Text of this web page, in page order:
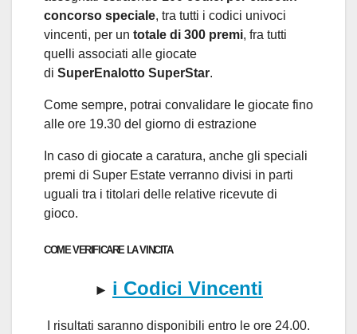
concorso speciale, tra tutti i codici univoci
vincenti, per un totale di 300 premi, fra tutti
quelli associati alle giocate
di SuperEnalotto SuperStar.
Come sempre, potrai convalidare le giocate fino
alle ore 19.30 del giorno di estrazione
In caso di giocate a caratura, anche gli speciali
premi di Super Estate verranno divisi in parti
uguali tra i titolari delle relative ricevute di
gioco.
COME VERIFICARE LA VINCITA
► i Codici Vincenti
I risultati saranno disponibili entro le ore 24.00.